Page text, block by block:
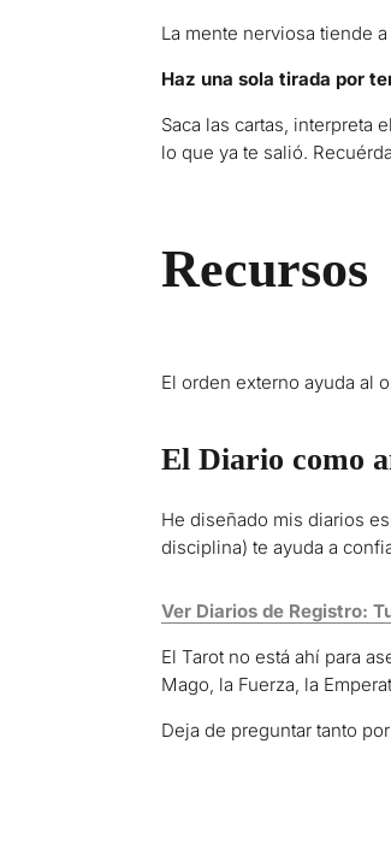
La mente nerviosa tiende
Haz una sola tirada por
Saca las cartas, interpreta
lo que ya te salió.
Recursos
El orden externo ayuda al
El Diario como
He diseñado mis diarios
disciplina) te ayuda a
Ver Diarios de Registro:
El Tarot no está ahí para
Mago, la Fuerza, la
Deja de preguntar tanto